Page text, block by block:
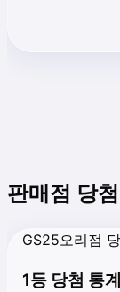
판매점 당
GS25오리점
1등 당첨 통계